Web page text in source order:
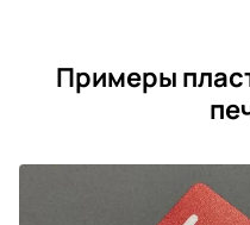
Примеры